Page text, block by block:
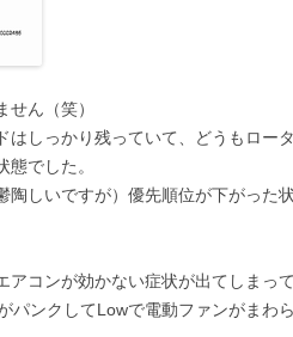
ん（笑）
しっかり残っていて、どうもロー
でした。
しいですが）優先順位が下がった
コンが効かない症状が出てしまっ
パンクしてLowで電動ファンがまわ